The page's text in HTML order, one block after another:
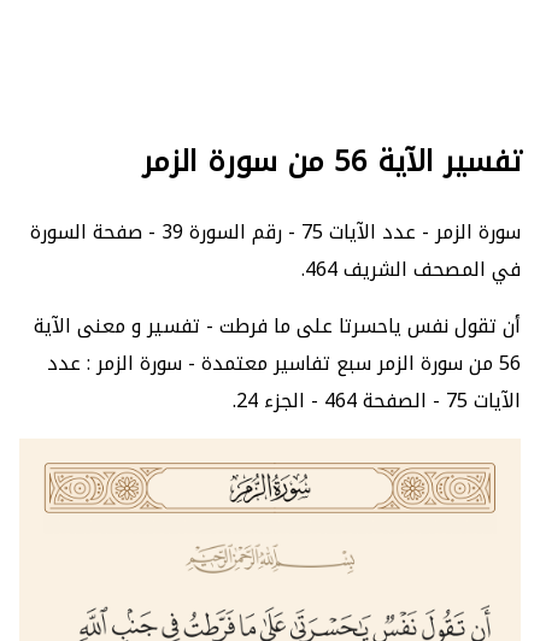
تفسير الآية 56 من سورة الزمر
سورة الزمر - عدد الآيات 75 - رقم السورة 39 - صفحة السورة
في المصحف الشريف 464.
أن تقول نفس ياحسرتا على ما فرطت - تفسير و معنى الآية
56 من سورة الزمر سبع تفاسير معتمدة - سورة الزمر : عدد
الآيات 75 - الصفحة 464 - الجزء 24.